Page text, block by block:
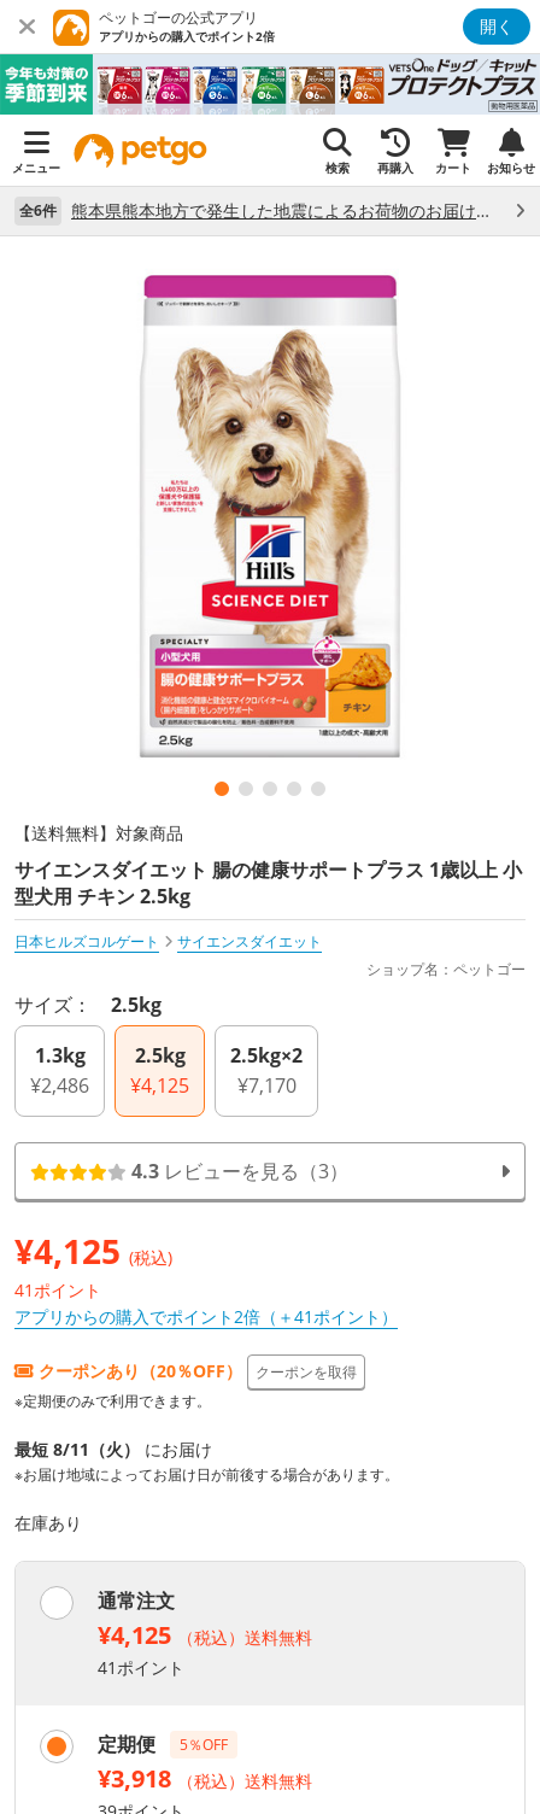
ペットゴーの公式アプリ
アプリからの購入でポイント2倍 開く
メニュー 検索 再購入 カート お知らせ
全6件 熊本県熊本地方で発生した地震によるお荷物のお届け状況について （7/28）
【送料無料】対象商品
サイエンスダイエット 腸の健康サポートプラス 1歳以上 小
型犬用 チキン 2.5kg
日本ヒルズコルゲート
サイエンスダイエット
ショップ名：ペットゴー
サイズ： 2.5kg
1.3kg
¥2,486
2.5kg
¥4,125
2.5kg×2
¥7,170
4.3 レビューを見る（3）
¥4,125 (税込)
41ポイント
アプリからの購入でポイント2倍（＋41ポイント）
クーポンあり（20％OFF）
クーポンを取得
※定期便のみで利用できます。
最短 8/11（火） にお届け
※お届け地域によってお届け日が前後する場合があります。
在庫あり
通常注文
¥4,125
（税込）送料無料
41ポイント
定期便 5％OFF
¥3,918
（税込）送料無料